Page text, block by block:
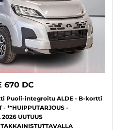
670 DC
Puoli-integroitu ALDE - B-kortti
- **HUIPPUTARJOUS -
2026 UUTUUS